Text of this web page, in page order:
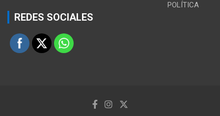
POLÍTICA
REDES SOCIALES